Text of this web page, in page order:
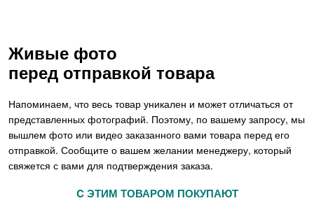
Живые фото
перед отправкой товара
Напоминаем, что весь товар уникален и может отличаться от
представленных фотографий. Поэтому, по вашему запросу, мы
вышлем фото или видео заказанного вами товара перед его
отправкой. Сообщите о вашем желании менеджеру, который
свяжется с вами для подтверждения заказа.
C ЭТИМ ТОВАРОМ ПОКУПАЮТ